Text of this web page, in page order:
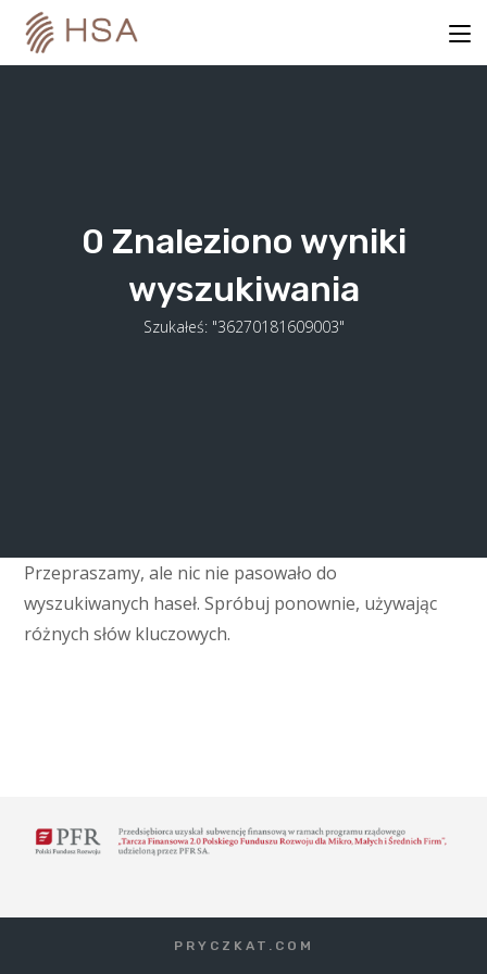
content
0 Znaleziono wyniki
wyszukiwania
Szukałeś: "36270181609003"
Przepraszamy, ale nic nie pasowało do
wyszukiwanych haseł. Spróbuj ponownie, używając
różnych słów kluczowych.
PRYCZKAT.COM